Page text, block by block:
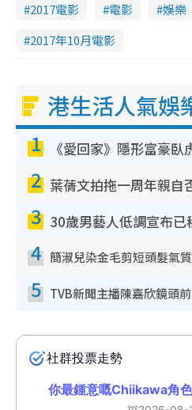
2017電影 電影 娛樂
2017年10月電影
港生活人氣娛
1
2
3
4
5